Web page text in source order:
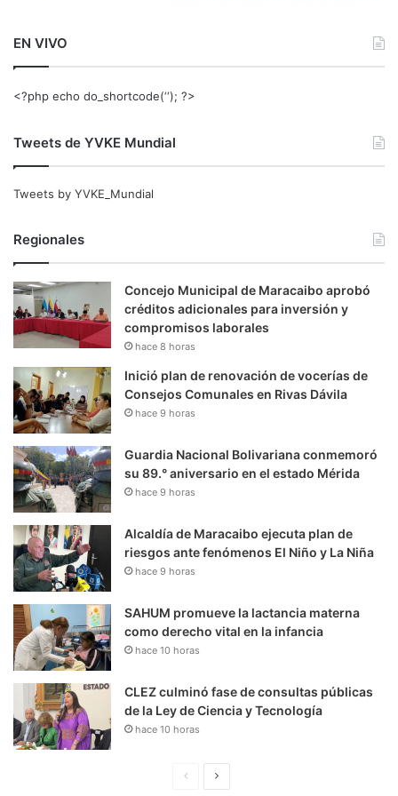
EN VIVO
<?php echo do_shortcode(‘‘); ?>
Tweets de YVKE Mundial
Tweets by YVKE_Mundial
Regionales
Concejo Municipal de Maracaibo aprobó
créditos adicionales para inversión y
compromisos laborales
hace 8 horas
Inició plan de renovación de vocerías de
Consejos Comunales en Rivas Dávila
hace 9 horas
Guardia Nacional Bolivariana conmemoró
su 89.° aniversario en el estado Mérida
hace 9 horas
Alcaldía de Maracaibo ejecuta plan de
riesgos ante fenómenos El Niño y La Niña
hace 9 horas
SAHUM promueve la lactancia materna
como derecho vital en la infancia
hace 10 horas
CLEZ culminó fase de consultas públicas
de la Ley de Ciencia y Tecnología
hace 10 horas